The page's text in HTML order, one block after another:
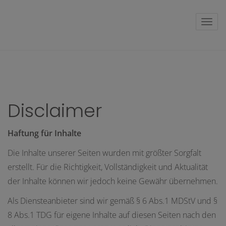
Disclaimer
Haftung für Inhalte
Die Inhalte unserer Seiten wurden mit größter Sorgfalt
erstellt. Für die Richtigkeit, Vollständigkeit und Aktualität
der Inhalte können wir jedoch keine Gewähr übernehmen.
Als Diensteanbieter sind wir gemäß § 6 Abs.1 MDStV und §
8 Abs.1 TDG für eigene Inhalte auf diesen Seiten nach den